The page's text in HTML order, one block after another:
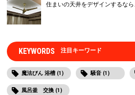
住まいの天井をデザインするな
KEYWORDS 注目キーワード
魔法びん 浴槽 (1) 騒音 (1)
風呂釜 交換 (1)